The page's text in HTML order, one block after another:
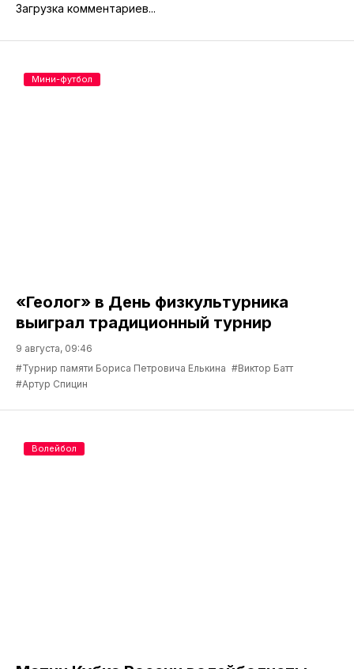
Загрузка комментариев...
«Геолог» в День физкультурника
выиграл традиционный турнир
9 августа, 09:46
#Турнир памяти Бориса Петровича Елькина #Виктор Батт
#Артур Спицин
Мини-футбол
Волейбол